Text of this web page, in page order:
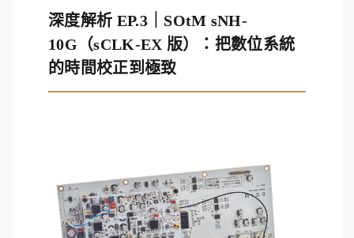
深度解析 EP.3｜SOtM sNH-
10G（sCLK-EX 版）：把數位系統
的時間校正到極致